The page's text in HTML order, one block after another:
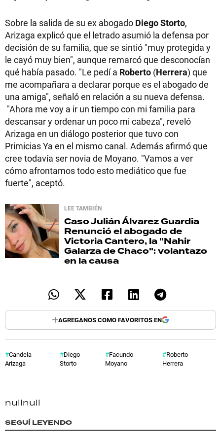
Sobre la salida de su ex abogado Diego Storto,
Arizaga explicó que el letrado asumió la defensa por
decisión de su familia, que se sintió "muy protegida y
le cayó muy bien", aunque remarcó que desconocían
qué había pasado. "Le pedí a Roberto (Herrera) que
me acompañara a declarar porque es el abogado de
una amiga", señaló en relación a su nueva defensa.
"Ahora me voy a ir un tiempo con mi familia para
descansar y ordenar un poco mi cabeza", reveló
Arizaga en un diálogo posterior que tuvo con
Primicias Ya en el mismo canal. Además afirmó que
cree todavía ser novia de Moyano. "Vamos a ver
cómo afrontamos todo esto mediático que fue
fuerte", aceptó.
LEE TAMBIÉN
Caso Julián Álvarez Guardia
Renunció el abogado de
Victoria Cantero, la "Nahir
Galarza de Chaco": volantazo
en la causa
AGREGANOS COMO FAVORITOS EN
Candela
Arizaga
Diego
Storto
Facundo
Moyano
Roberto
Herrera
nullnull
SEGUÍ LEYENDO